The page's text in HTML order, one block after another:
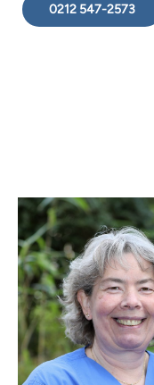
0212 547-2573